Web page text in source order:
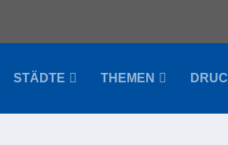
STÄDTE THEMEN